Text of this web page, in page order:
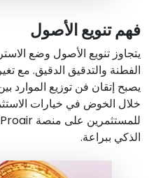
فهم تنويع الأصول
يتجاوز تنويع الأصول وضع
الفطنة والتدقيق الدقيق. مع
يصبح إتقان فن توزيع الموارد
خلال الخوض في خيارات
الذكي ببراعة.